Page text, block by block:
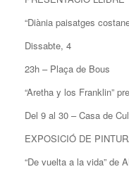
“Diània paisatges
Dissabte, 4
23h – Plaça de Bous
“Aretha y los Franklin”
Del 9 al 30 – Casa de
EXPOSICIÓ DE
“De vuelta a la vida” de